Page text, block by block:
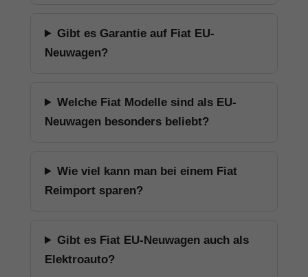
Gibt es Garantie auf Fiat EU-
Neuwagen?
Welche Fiat Modelle sind als EU-
Neuwagen besonders beliebt?
Wie viel kann man bei einem Fiat
Reimport sparen?
Gibt es Fiat EU-Neuwagen auch als
Elektroauto?